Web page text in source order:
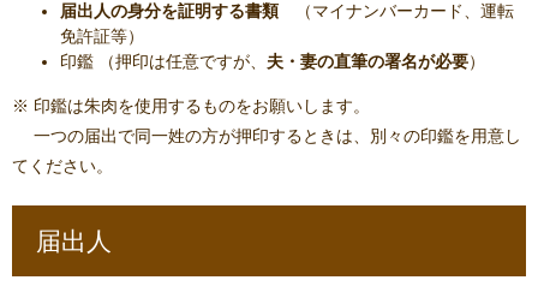
届出人の身分を証明する書類 （マイナンバーカード、運転
免許証等）
印鑑 （押印は任意ですが、 夫・妻の直筆の署名が必要）
※ 印鑑は朱肉を使用するものをお願いします。
一つの届出で同一姓の方が押印するときは、別々の印鑑を用意し
てください。
届出人